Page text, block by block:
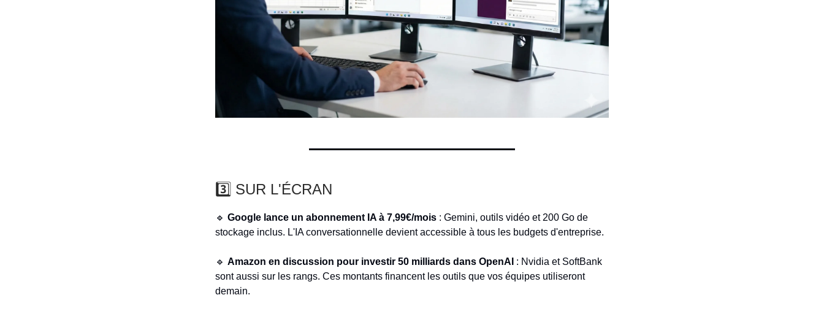
3️⃣ SUR L'ÉCRAN
🔹 Google lance un abonnement IA à 7,99€/mois : Gemini, outils vidéo et 200 Go de
stockage inclus. L'IA conversationnelle devient accessible à tous les budgets d'entreprise.
🔹 Amazon en discussion pour investir 50 milliards dans OpenAI : Nvidia et SoftBank
sont aussi sur les rangs. Ces montants financent les outils que vos équipes utiliseront
demain.